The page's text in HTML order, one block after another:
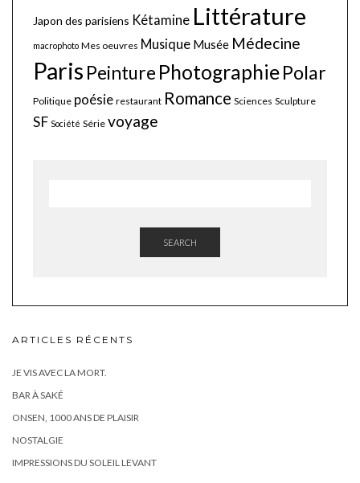
Japon des parisiens Kétamine Littérature
macrophoto Mes oeuvres Musique Musée Médecine
Paris Peinture PhotographiePolar
Politique poésie restaurant Romance Sciences Sculpture
SF Société Série voyage
SEARCH
ARTICLES RÉCENTS
JE VIS AVEC LA MORT.
BAR À SAKÉ
ONSEN, 1000 ANS DE PLAISIR
NOSTALGIE
IMPRESSIONS DU SOLEIL LEVANT